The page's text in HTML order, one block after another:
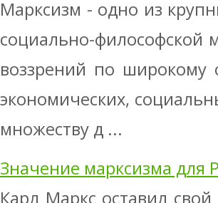
Марксизм - одно из
социально-философской
воззрений по широкому
экономических,
множеству д ...
Значение марксизма для
Карл Маркс оставил